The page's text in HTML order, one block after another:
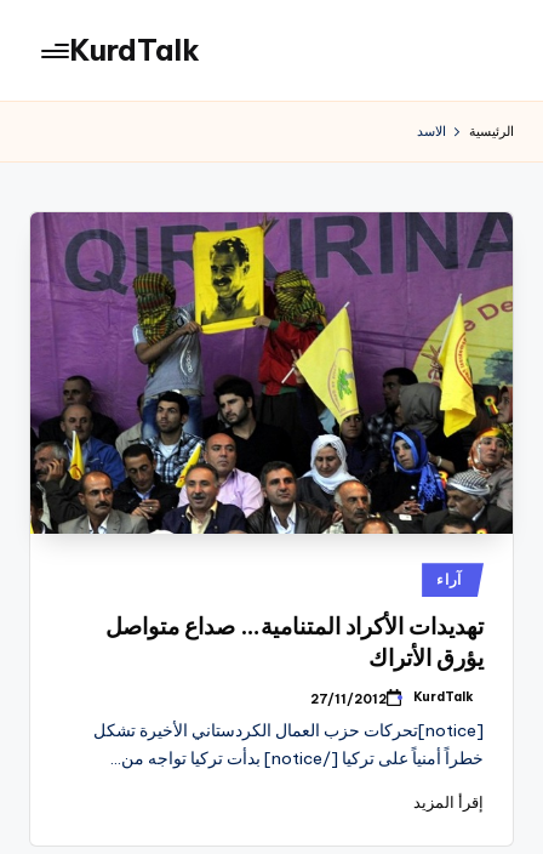
المحتوى
KurdTalk
الرئيسية الاسد
نُشر
في
آراء
تهديدات الأكراد المتنامية… صداع متواصل
يؤرق الأتراك
تمّ
بواسطة
KurdTalk
27/11/2012
[notice]تحركات حزب العمال الكردستاني الأخيرة تشكل
خطراً أمنياً على تركيا [/notice] بدأت تركيا تواجه من…
إقرأ المزيد